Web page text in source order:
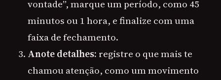
vontade”, marque um período, como 45
minutos ou 1 hora, e finalize com uma
faixa de fechamento.
Anote detalhes: registre o que mais te
chamou atenção, como um movimento